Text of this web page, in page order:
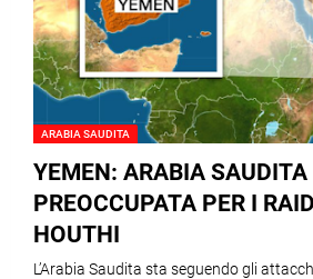
ARABIA SAUDITA
YEMEN: ARABIA SAUDITA
PREOCCUPATA PER I
HOUTHI
L’Arabia Saudita sta seguendo gli